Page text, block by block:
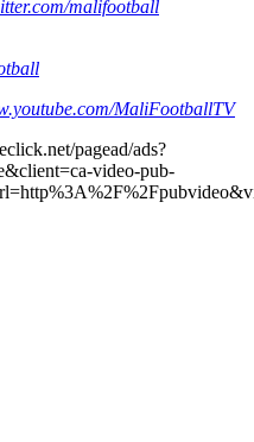
malifootball
MaliFootballTV
pagead/ads?
video-pub-